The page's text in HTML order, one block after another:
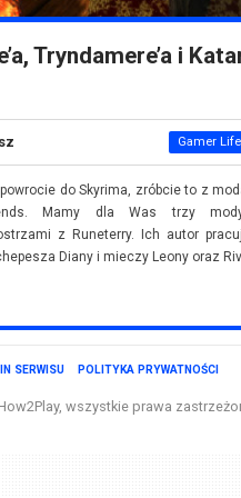
Tryndamere’a i
Gamer
do Skyrima, zróbcie to z
Mamy dla Was trzy
z Runeterry. Ich autor
Diany i mieczy Leony oraz
SERWISU POLITYKA PRYWATNOŚCI
wszystkie prawa